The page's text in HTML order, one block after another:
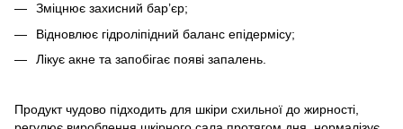
Зміцнює захисний бар’єр;
Відновлює гідроліпідний баланс епідермісу;
Лікує акне та запобігає появі запалень.
Продукт чудово підходить для шкіри схильної до жирності,